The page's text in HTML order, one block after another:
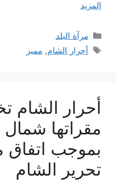
المزيد
التصنيفات
مرآة البلد
الوسوم
أحرار الشام, مميز
أحرار الشام
مقراتها
بموجب اتفاق
تحرير الشام